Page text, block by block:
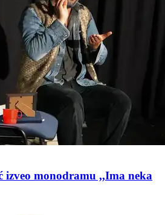
izveo monodramu ,,Ima neka